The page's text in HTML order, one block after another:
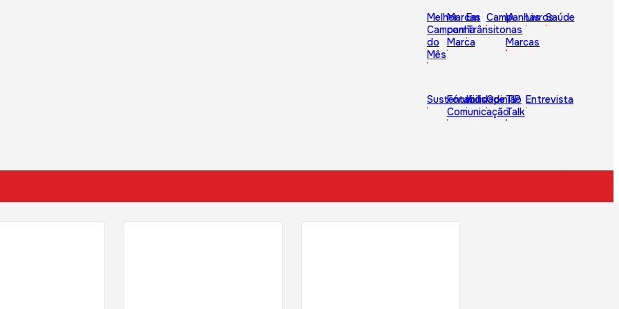
Melhor
Campanha
do
Mês
Marcas
com
Marca
Em
Trânsito
Campanhas
IA
nas
Marcas
LivrosSaúde
Sustentabilidade
Fórum
Comunicação
KidsOpinião
TIP
Talk
Entrevista